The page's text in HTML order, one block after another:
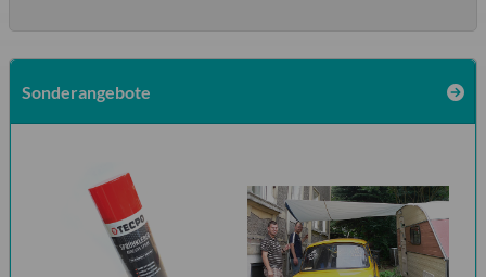
Sonderangebote